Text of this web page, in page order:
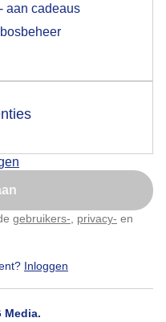
aan cadeaus
gebruikers- privacy- en
Inloggen
Media.
42x bekeken
op hebt gegeven,
uit je browser waarin
popup
later
te passen